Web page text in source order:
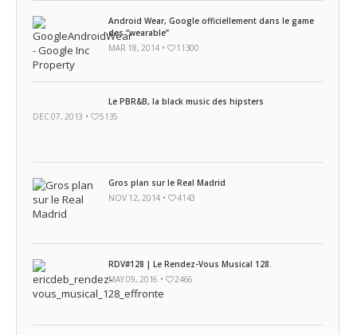
Android Wear, Google officiellement dans le game
des “wearable”
MAR 18, 2014 •
11300
Le PBR&B, la black music des hipsters
DEC 07, 2013 •
5135
Gros plan sur le Real Madrid
NOV 12, 2014 •
4143
RDV#128 | Le Rendez-Vous Musical 128.
MAY 09, 2016 •
2466